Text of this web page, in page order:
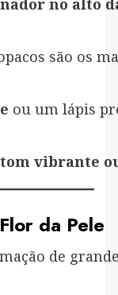
são os
ou um lápis
tom vibrante
da Pele
de